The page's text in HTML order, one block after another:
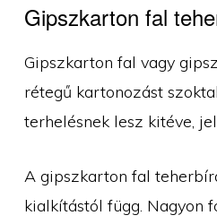
Gipszkarton fal
Gipszkarton fal vagy
rétegű kartonozást
terhelésnek lesz kitéve,
A gipszkarton fal
kialkítástól függ. Nagyon